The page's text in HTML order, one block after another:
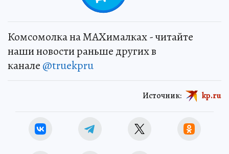
Комсомолка на MAXималках - читайте
наши новости раньше других в
канале @truekpru
Источник: kp.ru